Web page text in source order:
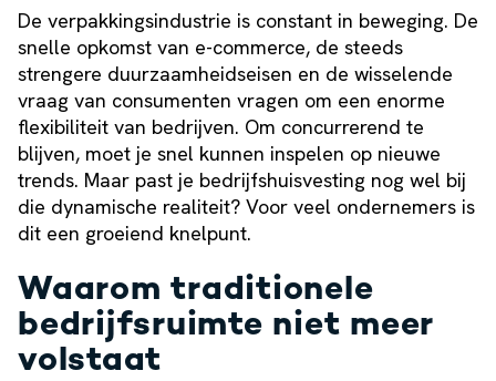
De verpakkingsindustrie is constant in beweging. De
snelle opkomst van e-commerce, de steeds
strengere duurzaamheidseisen en de wisselende
vraag van consumenten vragen om een enorme
flexibiliteit van bedrijven. Om concurrerend te
blijven, moet je snel kunnen inspelen op nieuwe
trends. Maar past je bedrijfshuisvesting nog wel bij
die dynamische realiteit? Voor veel ondernemers is
dit een groeiend knelpunt.
Waarom traditionele
bedrijfsruimte niet meer
volstaat